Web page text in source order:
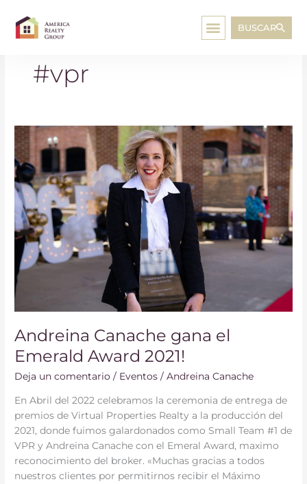
BUSCAR
#vpr
Andreina Canache gana el
Emerald Award 2021!
Deja un comentario / Eventos /Andreina Canache
En Abril del 2022 celebramos la ceremonia de entrega de
premios de Virtual Properties Realty a la producción del
2021, donde fuimos galardonados como Small Team #1 de
VPR y Andreina Canache con el Emeral Award, maximo
reconocimiento del broker. «Muchas gracias a todos
nuestros clientes por permitirnos recibir el Máximo
Andreina
Canache
gana
el
Emerald
Award
2021!